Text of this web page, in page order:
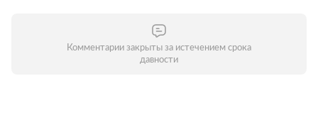
Комментарии закрыты за истечением срока
давности